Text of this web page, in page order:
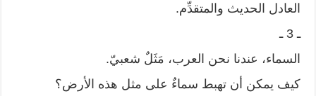
العادل الحديث والمتقدِّم.
ـ 3 ـ
السماء، عندنا نحن العرب، مَثَلٌ شعبيّ.
كيف يمكن أن تهبط سماءٌ على مثل هذه الأرض؟